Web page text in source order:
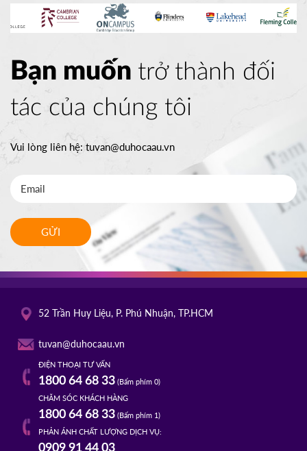
Bạn muốn trở thành đối
tác của chúng tôi
Vui lòng liên hệ:tuvan@duhocaau.vn
GỬI
52 Trần Huy Liệu, P. Phú Nhuận, TP.HCM
tuvan@duhocaau.vn
ĐIỆN THOẠI TƯ VẤN
1800 64 68 33(Bấm phím 0)
CHĂM SÓC KHÁCH HÀNG
1800 64 68 33(Bấm phím 1)
PHẢN ÁNH CHẤT LƯỢNG DỊCH VỤ:
0909 91 44 03